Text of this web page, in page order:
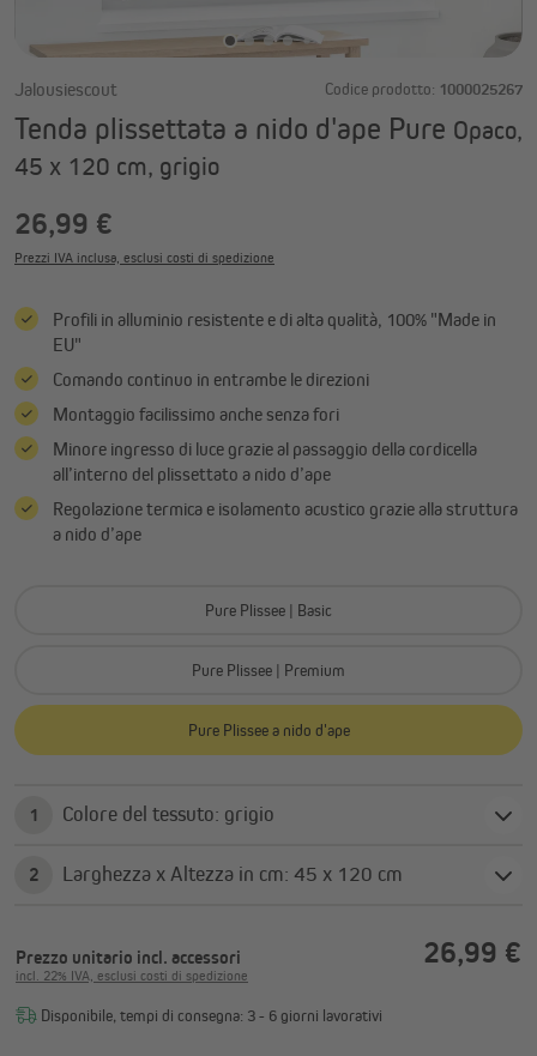
Jalousiescout Codice prodotto: 1000025267
Tenda plissettata a nido d'ape Pure Opaco,
45 x 120 cm, grigio
26,99 €
Prezzi IVA inclusa, esclusi costi di spedizione
Profili in alluminio resistente e di alta qualità, 100% "Made in
EU"
Comando continuo in entrambe le direzioni
Montaggio facilissimo anche senza fori
Minore ingresso di luce grazie al passaggio della cordicella
all’interno del plissettato a nido d’ape
Regolazione termica e isolamento acustico grazie alla struttura
a nido d’ape
Pure Plissee | Basic
Pure Plissee | Premium
Pure Plissee a nido d'ape
1 Colore del tessuto: grigio
2 Larghezza x Altezza in cm: 45 x 120 cm
Prezzo unitario incl. accessori 26,99 €
incl. 22% IVA, esclusi costi di spedizione
Disponibile, tempi di consegna: 3 - 6 giorni lavorativi